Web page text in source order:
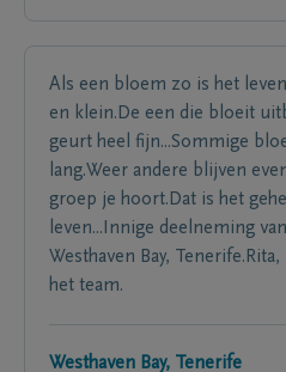
Als een bloem zo is het
en klein.De een die bloeit
geurt heel fijn...Sommige
lang.Weer andere blijven
groep je hoort.Dat is het
leven...Innige deelneming
Westhaven Bay,
het team.
Westhaven Bay, Tenerife